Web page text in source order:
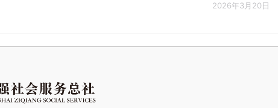
2026年3月20日